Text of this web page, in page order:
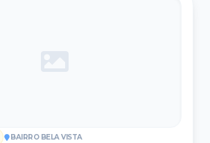
BAIRRO BELA VISTA